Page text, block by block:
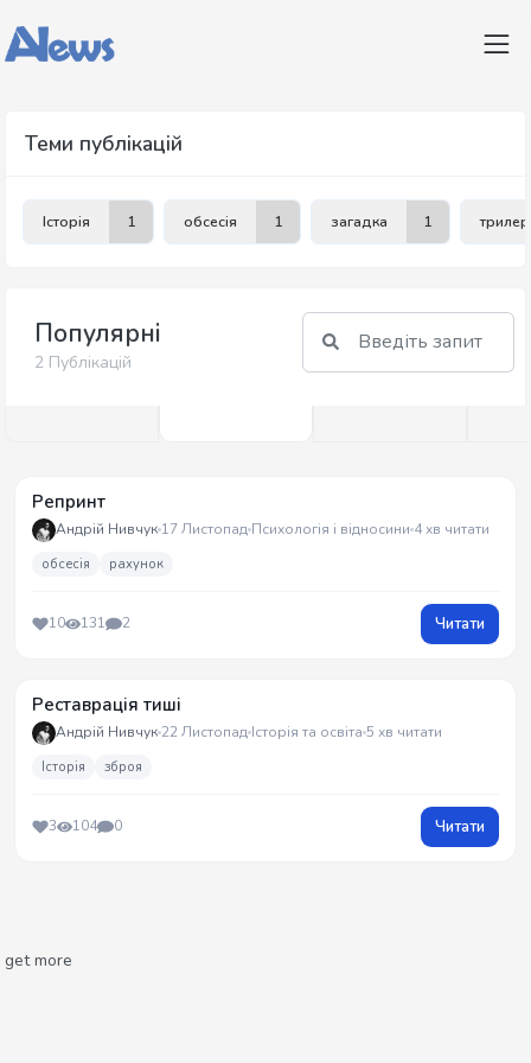
Популярні
2 Публікацій
Репринт
Андрій Нивчук 17 Листопад Психологія і відносини 4 хв читати
обсесія рахунок
10 131 2 Читати
Реставрація тиші
Андрій Нивчук 22 Листопад Історія та освіта 5 хв читати
Історія зброя
3 104 0 Читати
get more
Теми публікацій
Історія 1 обсесія 1 загадка 1 трилер